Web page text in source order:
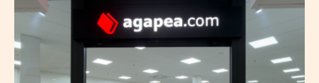
sur
de
Tenerife
el
23